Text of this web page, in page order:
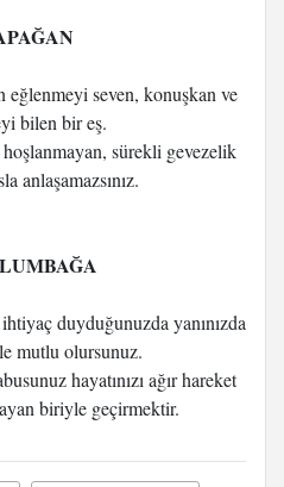
eğlenmeyi seven, konuşkan ve
bilen bir eş.
hoşlanmayan, sürekli gevezelik
anlaşamazsınız.
duyduğunuzda yanınızda
mutlu olursunuz.
hayatınızı ağır hareket
biriyle geçirmektir.